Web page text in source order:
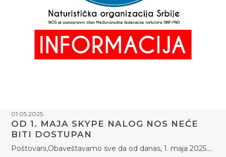
01.05.2025.
OD 1. MAJA SKYPE NALOG NOS NEĆE
BITI DOSTUPAN
Poštovani,Obaveštavamo sve da od danas, 1. maja 2025.…